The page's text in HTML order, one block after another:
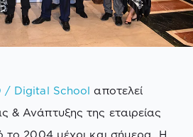
/ Digital School αποτελεί
& Ανάπτυξης της εταιρείας